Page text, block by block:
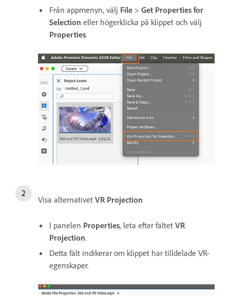
Från appmenyn, välj File > Get Properties for
Selection eller högerklicka på klippet och välj
Properties.
Visa alternativet VR Projection
I panelen Properties, leta efter fältet VR
Projection.
Detta fält indikerar om klippet har tilldelade VR-
egenskaper.